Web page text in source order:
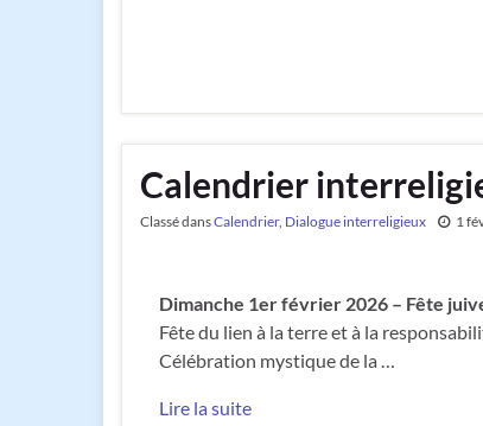
Calendrier
Classé dansCalendrier, Dialogue interreligieux 1
Dimanche 1er février 2026 – Fête
Fête du lien à la terre et à la
Célébration mystique de la …
Lire la suite